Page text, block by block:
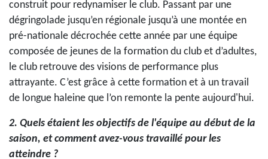
construit pour redynamiser le club. Passant par une
dégringolade jusqu’en régionale jusqu’à une montée en
pré-nationale décrochée cette année par une équipe
composée de jeunes de la formation du club et d’adultes,
le club retrouve des visions de performance plus
attrayante. C’est grâce à cette formation et à un travail
de longue haleine que l’on remonte la pente aujourd'hui.
2. Quels étaient les objectifs de l'équipe au début de la
saison, et comment avez-vous travaillé pour les
atteindre ?